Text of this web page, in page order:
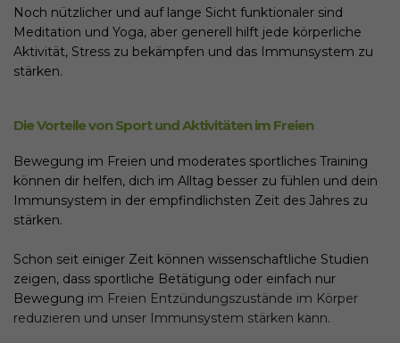
Noch nützlicher und auf lange Sicht funktionaler sind
Meditation und Yoga, aber generell hilft jede körperliche
Aktivität, Stress zu bekämpfen und das Immunsystem zu
stärken.
Die Vorteile von Sport und Aktivitäten im Freien
Bewegung im Freien und moderates sportliches Training
können dir helfen, dich im Alltag besser zu fühlen und dein
Immunsystem in der empfindlichsten Zeit des Jahres zu
stärken.
Schon seit einiger Zeit können wissenschaftliche Studien
zeigen, dass sportliche Betätigung oder einfach nur
Bewegung im Freien Entzündungszustände im Körper
reduzieren und unser Immunsystem stärken kann.